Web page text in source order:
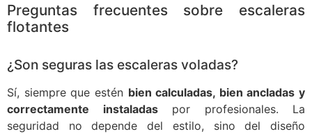
Preguntas frecuentes sobre escaleras
flotantes
¿Son seguras las escaleras voladas?
Sí, siempre que estén bien calculadas, bien ancladas y
correctamente instaladaspor profesionales. La
seguridad no depende del estilo, sino del diseño